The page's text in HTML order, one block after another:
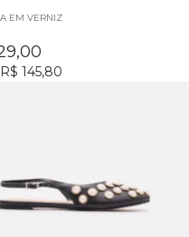
EM VERNIZ
R$ 145,80